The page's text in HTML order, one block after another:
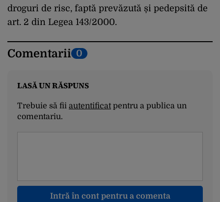
droguri de risc, faptă prevăzută și pedepsită de
art. 2 din Legea 143/2000.
Comentarii 0
LASĂ UN RĂSPUNS
Trebuie să fii autentificatpentru a publica un
comentariu.
Intră în cont pentru a comenta